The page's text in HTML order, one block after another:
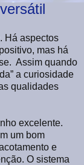
Há aspectos
mas há
Assim quando
a curiosidade
qualidades
excelente.
um bom
e
O sistema